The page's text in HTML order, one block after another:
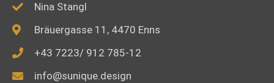
Nina Stangl
Bräuergasse 11, 4470 Enns
+43 7223/ 912 785-12
info@sunique.design